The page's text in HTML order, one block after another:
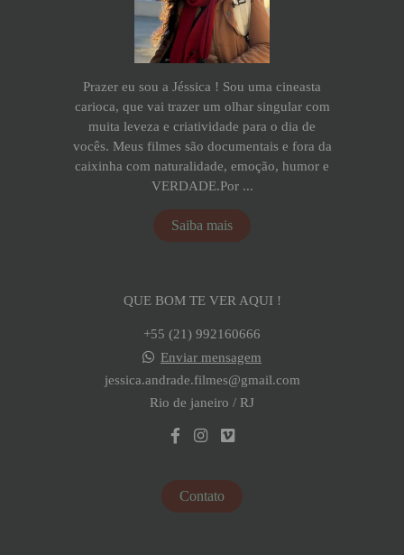
Prazer eu sou a Jéssica ! Sou uma cineasta
carioca, que vai trazer um olhar singular com
muita leveza e criatividade para o dia de
vocês. Meus filmes são documentais e fora da
caixinha com naturalidade, emoção, humor e
VERDADE.Por ...
Saiba mais
QUE BOM TE VER AQUI !
+55 (21) 992160666
Enviar mensagem
jessica.andrade.filmes@gmail.com
Rio de janeiro / RJ
Contato